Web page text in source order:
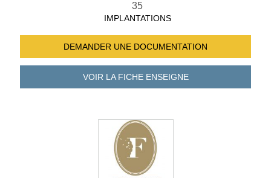
35
IMPLANTATIONS
DEMANDER UNE DOCUMENTATION
VOIR LA FICHEENSEIGNE